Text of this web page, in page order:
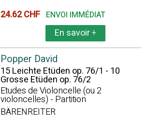
24.62 CHF ENVOI IMMÉDIAT
En savoir+
Popper David
15 Leichte Etüden op. 76/1 - 10
Grosse Etüden op. 76/2
Etudes de Violoncelle (ou 2
violoncelles) - Partition
BÄRENREITER